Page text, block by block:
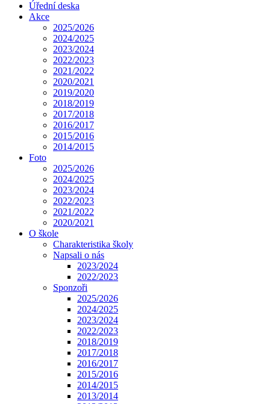
Úřední deska
Akce
2025/2026
2024/2025
2023/2024
2022/2023
2021/2022
2020/2021
2019/2020
2018/2019
2017/2018
2016/2017
2015/2016
2014/2015
Foto
2025/2026
2024/2025
2023/2024
2022/2023
2021/2022
2020/2021
O škole
Charakteristika školy
Napsali o nás
2023/2024
2022/2023
Sponzoři
2025/2026
2024/2025
2023/2024
2022/2023
2018/2019
2017/2018
2016/2017
2015/2016
2014/2015
2013/2014